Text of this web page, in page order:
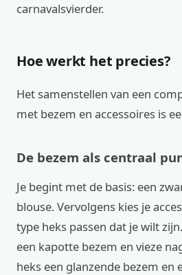
carnavalsvierder.
Hoe werkt het precies?
Het samenstellen van een
met bezem en accessoires is
De bezem als centraal
Je begint met de basis: een
blouse. Vervolgens kies je
type heks passen dat je wilt
een kapotte bezem en vieze
heks een glanzende bezem en